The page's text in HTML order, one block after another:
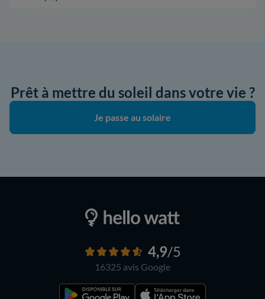
Prêt à mettre du soleil dans votre vie ?
Je passe au solaire
4,9/5
16325 avis Google